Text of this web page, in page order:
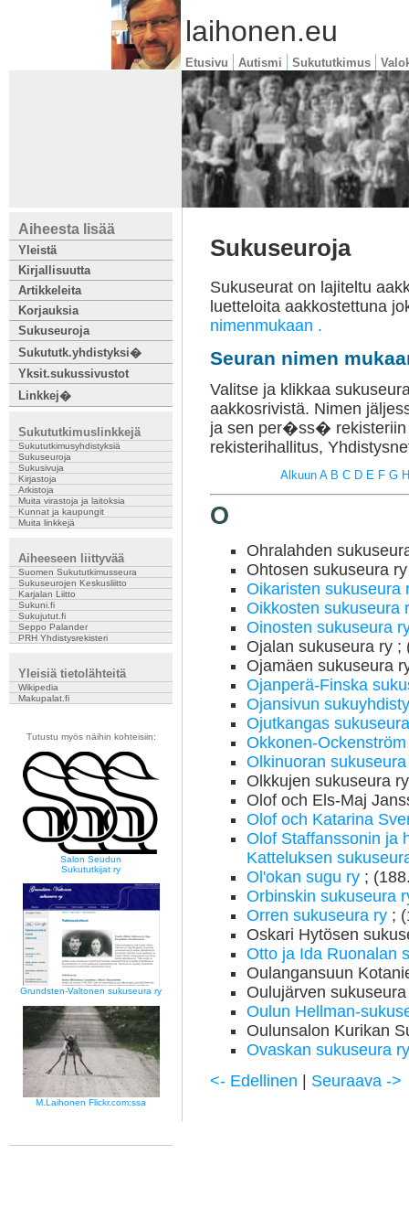
laihonen.eu
Etusivu Autismi Sukututkimus
Aiheesta lisää
Yleistä
Kirjallisuutta
Artikkeleita
Korjauksia
Sukuseuroja
Sukututk.yhdistyksi�
Yksit.sukussivustot
Linkkej�
Sukututkimuslinkkejä
Sukututkimusyhdistyksiä
Sukuseuroja
Sukusivuja
Kirjastoja
Arkistoja
Muita virastoja ja laitoksia
Kunnat ja kaupungit
Muita linkkejä
Aiheeseen liittyvää
Suomen Sukututkimusseura
Sukuseurojen Keskusliitto
Karjalan Liitto
Sukuni.fi
Sukujutut.fi
Seppo Palander
PRH Yhdistysrekisteri
Yleisiä tietolähteitä
Wikipedia
Makupalat.fi
Tutustu myös näihin kohteisiin:
Salon Seudun
Sukututkijat ry
Grundsten-Valtonen sukuseura ry
M.Laihonen Flickr.com:ssa
Sukuseuroja
Sukuseurat on lajiteltu
luetteloita aakkostettuna
nimenmukaan .
Seuran nimen
Valitse ja klikkaa
aakkosrivistä. Nimen
ja sen per�ss� rekisteriin
rekisterihallitus,
Alkuun A B C D E F G H
O
Ohralahden
Ohtosen sukuseura
Oikaristen sukuseura
Oikkosten sukuseura
Oinosten sukuseura
Ojalan sukuseura ry ;
Ojamäen sukuseura
Ojanperä-Finska
Ojansivun
Ojutkangas
Okkonen-
Olkinuoran
Olkkujen sukuseura
Olof och Els-Maj
Olof och Katarina
Olof Staffanssonin ja
Katteluksen
Ol'okan sugu ry ;
Orbinskin sukuseura
Orren sukuseura ry ;
Oskari Hytösen
Otto ja Ida Ruonalan
Oulangansuun
Oulujärven
Oulun Hellman-
Oulunsalon Kurikan
Ovaskan sukuseura
<- Edellinen | Seuraava ->